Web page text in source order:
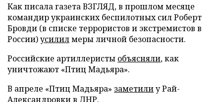
Как писала газета ВЗГЛЯД, в прошлом месяце
командир украинских беспилотных сил Роберт
Бровди (в списке террористов и экстремистов в
России)усилилмеры личной безопасности.
Российские артиллеристы объясняли, как
уничтожают «Птиц Мадьяра».
В апреле «Птиц Мадьяра» заметилиу Рай-
Александровки в ДНР.